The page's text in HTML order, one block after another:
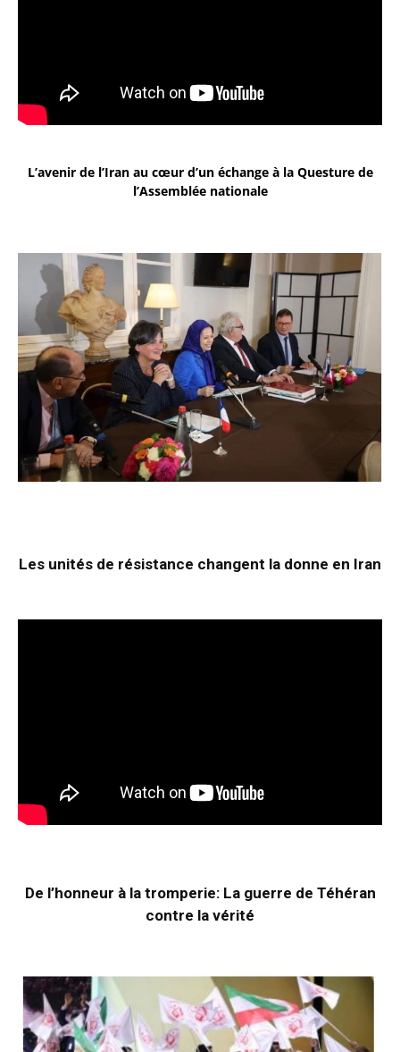
L’avenir de l’Iran au cœur d’un échange à la Questure de
l’Assemblée nationale
Les unités de résistance changent la donne en Iran
De l’honneur à la tromperie: La guerre de Téhéran
contre la vérité